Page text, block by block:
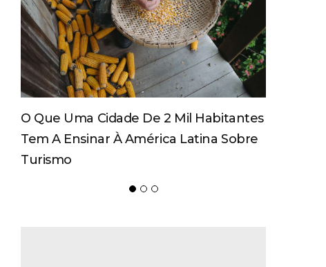
Programa Impulsiona Empresas Do
Vale Europeu Ao Mercado
Internacional E Abre Nova Edição